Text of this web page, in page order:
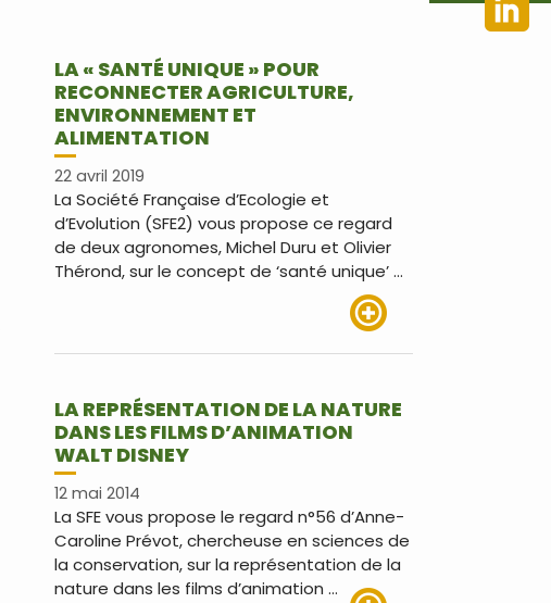
LA « SANTÉ UNIQUE » POUR
RECONNECTER AGRICULTURE,
ENVIRONNEMENT ET
ALIMENTATION
22 avril 2019
La Société Française d’Ecologie et
d’Evolution (SFE2) vous propose ce regard
de deux agronomes, Michel Duru et Olivier
Thérond, sur le concept de ‘santé unique’ …
LA REPRÉSENTATION DE LA NATURE
DANS LES FILMS D’ANIMATION
WALT DISNEY
12 mai 2014
La SFE vous propose le regard n°56 d’Anne-
Caroline Prévot, chercheuse en sciences de
la conservation, sur la représentation de la
nature dans les films d’animation …